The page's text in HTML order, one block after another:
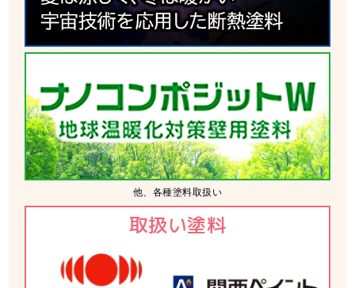
他、各種塗料取扱い
取扱い塗料